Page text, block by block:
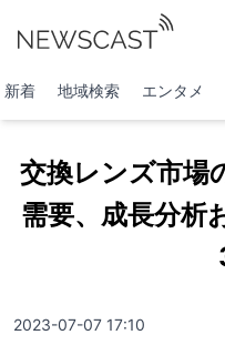
新着 地域検索 エンタメ
交換レンズ市場
需要、成長分
2023-07-07 17:10